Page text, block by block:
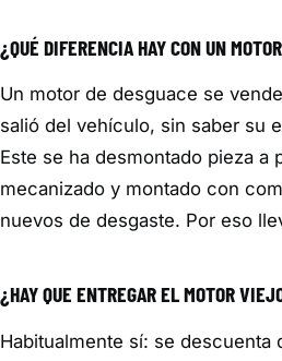
¿QUÉ DIFERENCIA HAY CON UN
Un motor de desguace se
salió del vehículo, sin saber su
Este se ha desmontado pieza a
mecanizado y montado con
nuevos de desgaste. Por eso
¿HAY QUE ENTREGAR EL MOTOR
Habitualmente sí: se descuenta